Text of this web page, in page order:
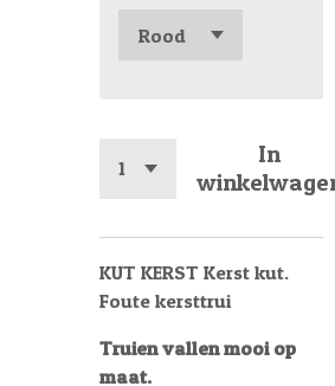
In
KUT KERST Kerst kut.
Foute kersttrui
Truien vallen mooi op
maat.